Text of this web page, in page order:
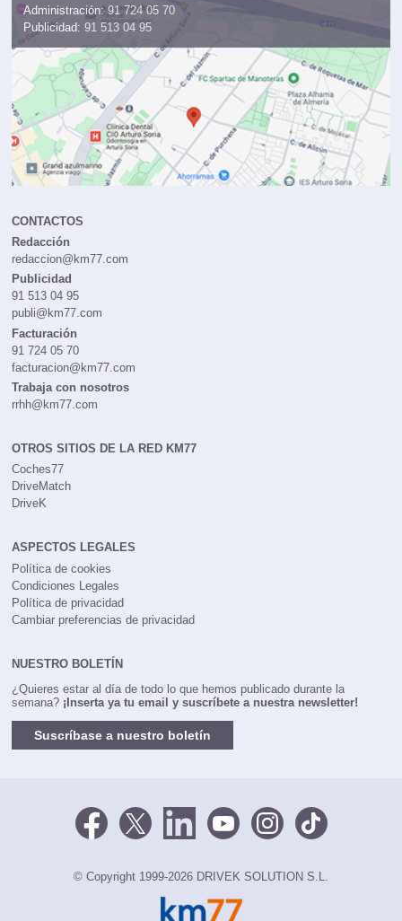
Administración: 91 724 05 70
Publicidad: 91 513 04 95
CONTACTOS
Redacción
redaccion@km77.com
Publicidad
91 513 04 95
publi@km77.com
Facturación
91 724 05 70
facturacion@km77.com
Trabaja con nosotros
rrhh@km77.com
OTROS SITIOS DE LA RED KM77
Coches77
DriveMatch
DriveK
ASPECTOS LEGALES
Política de cookies
Condiciones Legales
Política de privacidad
Cambiar preferencias de privacidad
NUESTRO BOLETÍN
¿Quieres estar al día de todo lo que hemos publicado durante la
semana? ¡Inserta ya tu email y suscríbete a nuestra newsletter!
Suscríbase a nuestro boletín
© Copyright 1999-2026 DRIVEK SOLUTION S.L.